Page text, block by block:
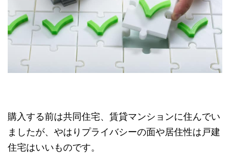
購入する前は共同住宅、賃貸マンションに住んでい
ましたが、やはりプライバシーの面や居住性は戸建
住宅はいいものです。